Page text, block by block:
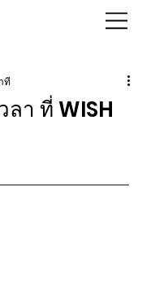
ลา ที่ WISH
ที